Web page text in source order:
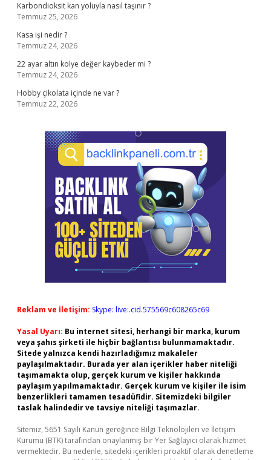
Karbondioksit kan yoluyla nasıl taşınır ?
Temmuz 25, 2026
Kasa işi nedir ?
Temmuz 24, 2026
22 ayar altın kolye değer kaybeder mi ?
Temmuz 24, 2026
Hobby çikolata içinde ne var ?
Temmuz 22, 2026
Reklam ve İletişim: Skype: live:.cid.575569c608265c69
Yasal Uyarı: Bu internet sitesi, herhangi bir marka, kurum
veya şahıs şirketi ile hiçbir bağlantısı bulunmamaktadır.
Sitede yalnızca kendi hazırladığımız makaleler
paylaşılmaktadır. Burada yer alan içerikler haber niteliği
taşımamakta olup, gerçek kurum ve kişiler hakkında
paylaşım yapılmamaktadır. Gerçek kurum ve kişiler ile isim
benzerlikleri tamamen tesadüfidir. Sitemizdeki bilgiler
taslak halindedir ve tavsiye niteliği taşımazlar.
Sitemiz, 5651 Sayılı Kanun gereğince Bilgi Teknolojileri ve İletişim
Kurumu (BTK) tarafından onaylanmış bir Yer Sağlayıcı olarak hizmet
vermektedir. Bu nedenle, sitedeki içerikleri proaktif olarak denetleme